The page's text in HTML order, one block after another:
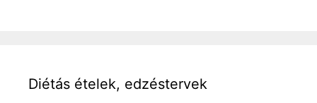
Diétás ételek, edzéstervek